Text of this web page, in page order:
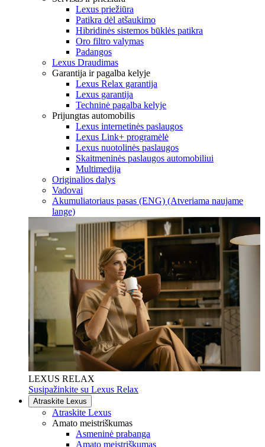
Lexus priežiūra
Patikra dėl atšaukimo
Hibridinės sistemos būklės patikra
Oro filtro valymas
Padangos
Lexus Draudimas
Garantija ir pagalba kelyje
Lexus Relax garantija
Lexus garantija
Techninė pagalba kelyje
Prijungtas automobilis
Lexus internetinės paslaugos
Lexus Link+ programėlė
Lexus nuotolinės paslaugos
Skaitmeninės paslaugos automobiliui
Multimedija
Originalios dalys
Vadovai
Akumuliatoriaus pasas (ENG) (Atveriama naujame
lange)
LEXUS RELAX
Susipažinkite su Lexus Relax
Atraskite Lexus
Atraskite Lexus
Amato meistriškumas
Asmeninė prabanga
Amato meistriškumas